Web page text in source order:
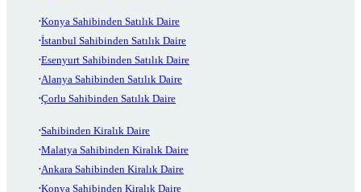
Konya Sahibinden Satılık Daire
İstanbul Sahibinden Satılık Daire
Esenyurt Sahibinden Satılık Daire
Alanya Sahibinden Satılık Daire
Çorlu Sahibinden Satılık Daire
Sahibinden Kiralık Daire
Malatya Sahibinden Kiralık Daire
Ankara Sahibinden Kiralık Daire
Konya Sahibinden Kiralık Daire